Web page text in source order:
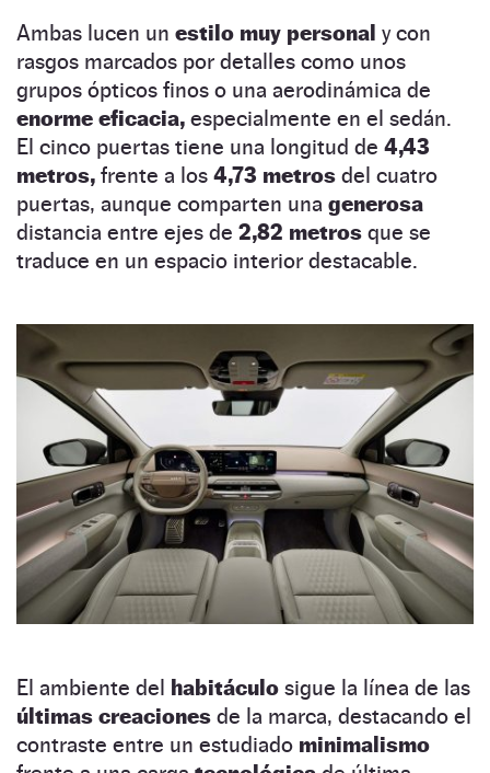
Ambas lucen un estilo muy personal y con
rasgos marcados por detalles como unos
grupos ópticos finos o una aerodinámica de
enorme eficacia, especialmente en el sedán.
El cinco puertas tiene una longitud de 4,43
metros, frente a los 4,73 metros del cuatro
puertas, aunque comparten una generosa
distancia entre ejes de 2,82 metros que se
traduce en un espacio interior destacable.
El ambiente del habitáculo sigue la línea de las
últimas creaciones de la marca, destacando el
contraste entre un estudiado minimalismo